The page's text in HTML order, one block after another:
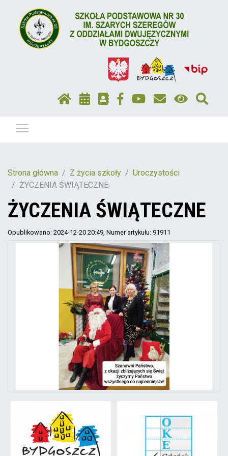
Strona główna Z życia szkoły
Uroczystości
ŻYCZENIA ŚWIĄTECZNE
ŻYCZENIA ŚWIĄTECZNE
Opublikowano: 2024-12-20 20:49 , Numer artykułu: 91911